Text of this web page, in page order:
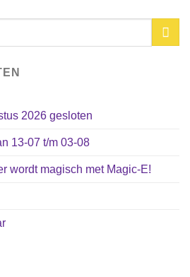
2026 gesloten
13-07 t/m 03-08
wordt magisch met Magic-E!